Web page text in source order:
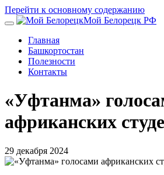
Перейти к основному содержанию
Мой Белорецк РФ
Главная
Башкортостан
Полезности
Контакты
«Уфтанма»
африканских
29 декабря 2024